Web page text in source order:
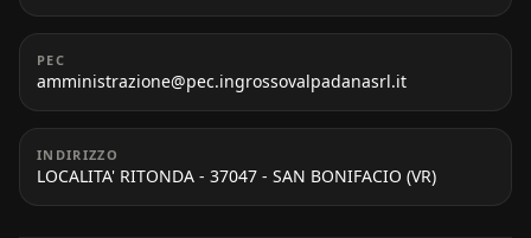
PEC
amministrazione@pec.ingrossovalpadanasrl.it
INDIRIZZO
LOCALITA' RITONDA - 37047 - SAN BONIFACIO (VR)